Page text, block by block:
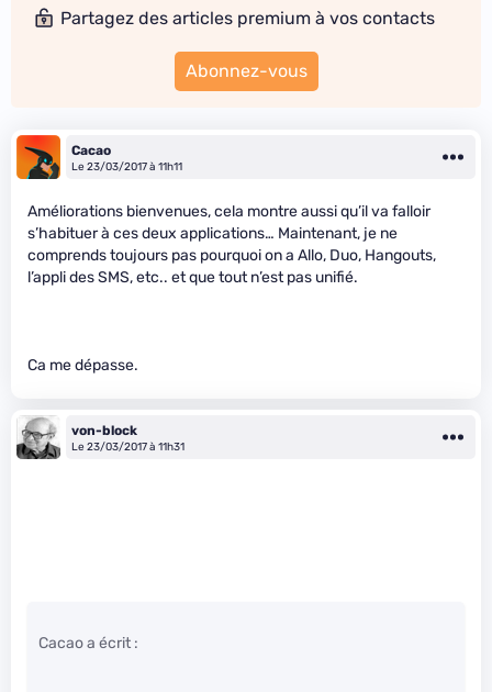
Partagez des articles premium à vos contacts
Abonnez-vous
Cacao
Le 23/03/2017 à 11h11
Améliorations bienvenues, cela montre aussi qu’il va falloir
s’habituer à ces deux applications… Maintenant, je ne
comprends toujours pas pourquoi on a Allo, Duo, Hangouts,
l’appli des SMS, etc.. et que tout n’est pas unifié.
Ca me dépasse.
von-block
Le 23/03/2017 à 11h31
Cacao a écrit :